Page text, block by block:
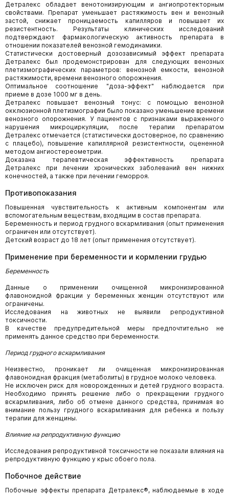
Детралекс обладает венотонизирующим и ангиопротекторным
свойствами. Препарат уменьшает растяжимость вен и венозный
застой, снижает проницаемость капилляров и повышает их
резистентность. Результаты клинических исследований
подтверждают фармакологическую активность препарата в
отношении показателей венозной гемодинамики.
Статистически достоверный дозозависимый эффект препарата
Детралекс был продемонстрирован для следующих венозных
плетизмографических параметров: венозной емкости, венозной
растяжимости, времени венозного опорожнения.
Оптимальное соотношение "доза-эффект" наблюдается при
приеме в дозе 1000 мг в день.
Детралекс повышает венозный тонус: с помощью венозной
окклюзионной плетизмографии было показано уменьшение времени
венозного опорожнения. У пациентов с признаками выраженного
нарушения микроциркуляции, после терапии препаратом
Детралекс отмечается (статистически достоверное, по сравнению
с плацебо), повышение капиллярной резистентности, оцененной
методом ангиостереометрии.
Доказана терапевтическая эффективность препарата
Детралекс при лечении хронических заболеваний вен нижних
конечностей, а также при лечении геморроя.
Противопоказания
Повышенная чувствительность к активным компонентам или
вспомогательным веществам, входящим в состав препарата.
Беременность и период грудного вскармливания (опыт применения
ограничен или отсутствует).
Детский возраст до 18 лет (опыт применения отсутствует).
Применение при беременности и кормлении грудью
Беременность
Данные о применении очищенной микронизированной
флавоноидной фракции у беременных женщин отсутствуют или
ограничены.
Исследования на животных не выявили репродуктивной
токсичности.
В качестве предупредительной меры предпочтительно не
применять данное средство при беременности.
Период грудного вскармливания
Неизвестно, проникает ли очищенная микронизированная
флавоноидная фракция (метаболиты) в грудное молоко человека.
Не исключен риск для новорожденных и детей грудного возраста.
Необходимо принять решение либо о прекращении грудного
вскармливания, либо об отмене данного средства, принимая во
внимание пользу грудного вскармливания для ребенка и пользу
терапии для женщины.
Влияние на репродуктивную функцию
Исследования репродуктивной токсичности не показали влияния на
репродуктивную функцию у крыс обоего пола.
Побочное действие
Побочные эффекты препарата Детралекс®, наблюдаемые в ходе